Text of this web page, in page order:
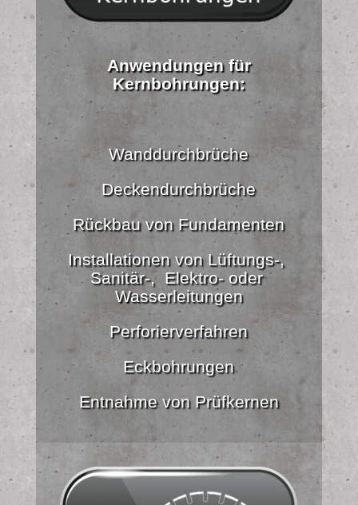
Anwendungen für
Kernbohrungen:
Wanddurchbrüche
Deckendurchbrüche
Rückbau von Fundamenten
Installationen von Lüftungs-,
Sanitär-, Elektro- oder
Wasserleitungen
Perforierverfahren
Eckbohrungen
Entnahme von Prüfkernen